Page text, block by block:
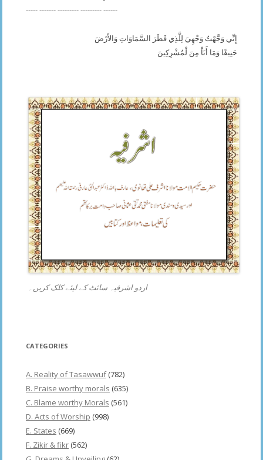
----- ------- --------- --------- ------
إِنِّي وَجَّهْتُ وَجْهِيَ لِلَّذِي فَطَرَ السَّمَاوَاتِ وَالأَرْضَ
حَنِيفًا وَمَا أَنَاْ مِنَ لْمُشْرِكِينَ
اردو اشرفیہ سائٹ کے لیئے کلک کریں۔
CATEGORIES
A. Reality of Tasawwuf(782)
B. Praise worthy morals (635)
C. Blame worthy Morals (561)
D. Acts of Worship (998)
E. States (669)
F. Zikir & fikr (562)